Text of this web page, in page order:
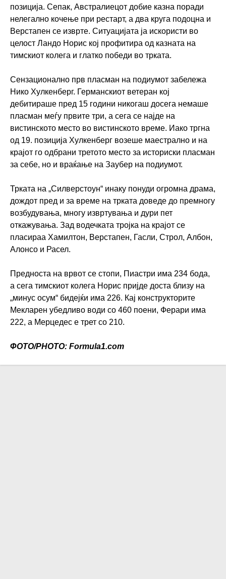
позиција. Сепак, Австралиецот добие казна поради
нелегално кочење при рестарт, а два круга подоцна и
Верстапен се изврте. Ситуацијата ја искористи во
целост Ландо Норис кој профитира од казната на
тимскиот колега и глатко победи во трката.
Сензационално прв пласман на подиумот забележа
Нико Хулкенберг. Германскиот ветеран кој
дебитираше пред 15 години никогаш досега немаше
пласман меѓу првите три, а сега се најде на
вистинското место во вистинското време. Иако тргна
од 19. позиција Хулкенберг возеше маестрално и на
крајот го одбрани третото место за историски пласман
за себе, но и враќање на Заубер на подиумот.
Трката на „Силверстоун“ инаку понуди огромна драма,
дождот пред и за време на трката доведе до премногу
возбудувања, многу извртувања и дури пет
откажувања. Зад водечката тројка на крајот се
пласираа Хамилтон, Верстапен, Гасли, Строл, Албон,
Алонсо и Расел.
Предноста на врвот се стопи, Пиастри има 234 бода,
а сега тимскиот колега Норис пријде доста близу на
„минус осум“ бидејќи има 226. Кај конструкторите
Мекларен убедливо води со 460 поени, Ферари има
222, а Мерцедес е трет со 210.
ФОТО/PHOTO: Formula1.com